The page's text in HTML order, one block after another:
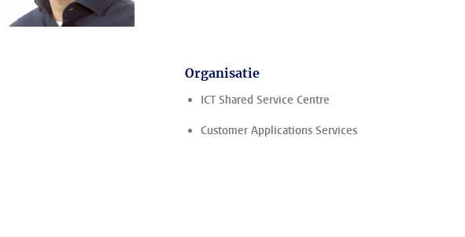
Organisatie
ICT Shared Service Centre
Customer Applications Services